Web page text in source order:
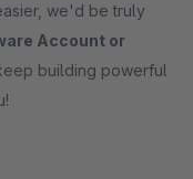
we'd be truly
Account or
building powerful